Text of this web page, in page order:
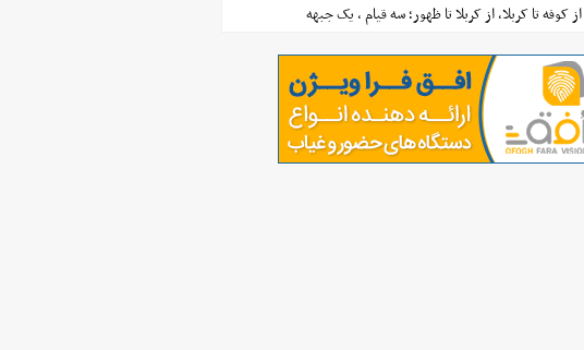
از کوفه تا کربلا، از کربلا تا ظهور؛ سه قیام ، یک جبهه